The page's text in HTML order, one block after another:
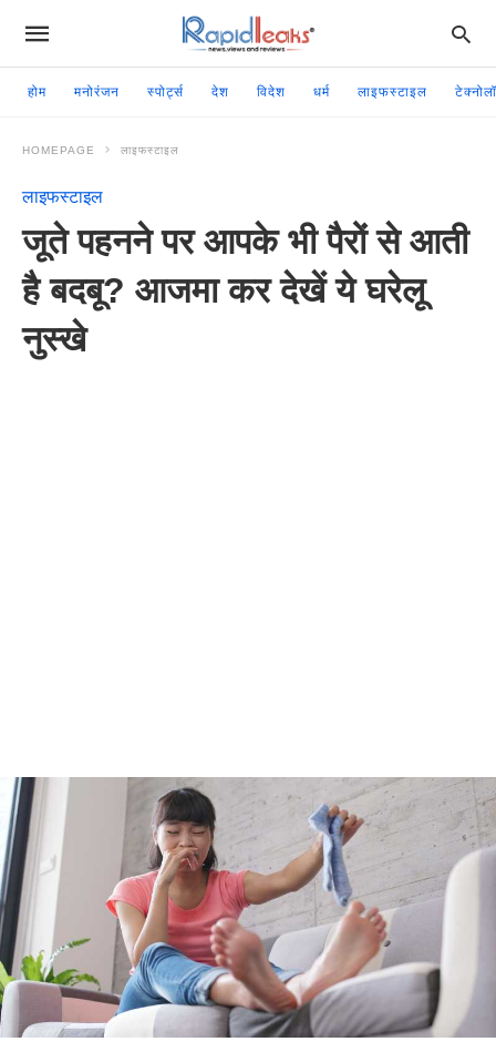
होम मनोरंजन स्पोर्ट्स देश विदेश धर्म लाइफस्टाइल
HOMEPAGE लाइफस्टाइल
लाइफस्टाइल
जूते पहनने पर आपके भी पैरों से आती
है बदबू? आजमा कर देखें ये घरेलू
नुस्खे